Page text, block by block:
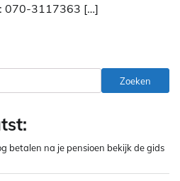
070-3117363 […]
Zoeken
betalen na je pensioen bekijk de gids